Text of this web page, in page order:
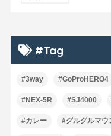
#Tag
#3way #GoProHERO4
#NEX-5R #SJ4000
#カレー #グルグルマウ